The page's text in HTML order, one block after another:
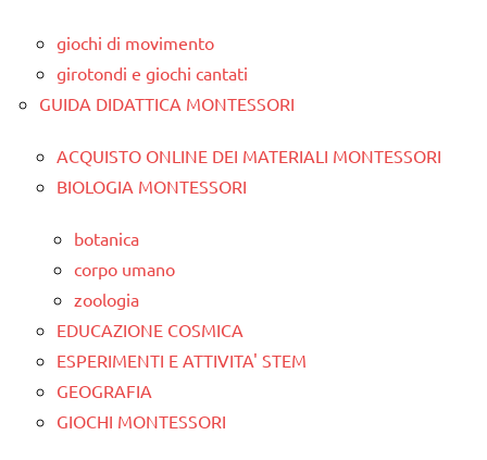
giochi di movimento
girotondi e giochi cantati
GUIDA DIDATTICA MONTESSORI
ACQUISTO ONLINE DEI MATERIALI MONTESSORI
BIOLOGIA MONTESSORI
botanica
corpo umano
zoologia
EDUCAZIONE COSMICA
ESPERIMENTI E ATTIVITA' STEM
GEOGRAFIA
GIOCHI MONTESSORI